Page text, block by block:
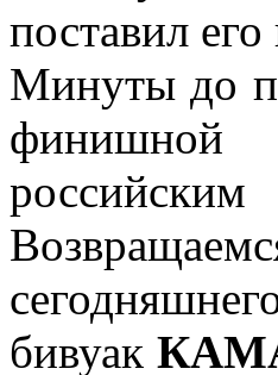
поставил его
Минуты до
финишной
бивуак